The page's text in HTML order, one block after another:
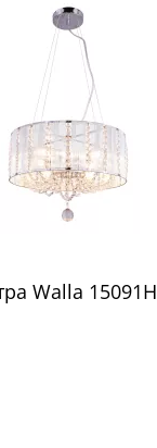
Walla 15091H